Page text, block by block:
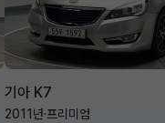
기아 K7
2011년·프리미엄